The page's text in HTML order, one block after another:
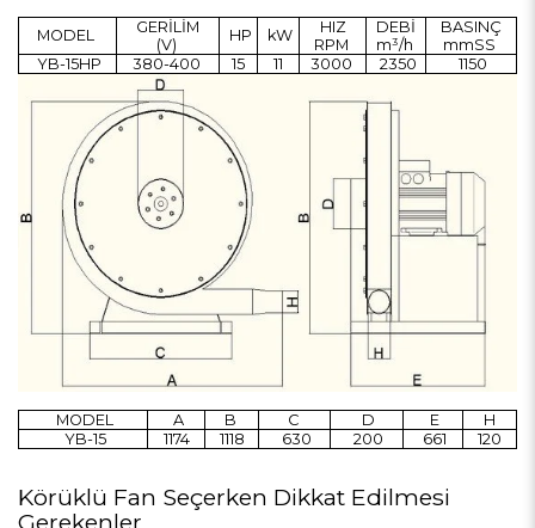
MODEL
GERİLİM
(V)
HP kW
HIZ
RPM
DEBİ
m³/h
BASINÇ
mmSS
YB-15HP
380-400 15 11 3000 2350 1150
MODEL A B C D E
H
YB-15
1174 1118 630 200 661 120
Körüklü Fan Seçerken Dikkat Edilmesi
Gerekenler